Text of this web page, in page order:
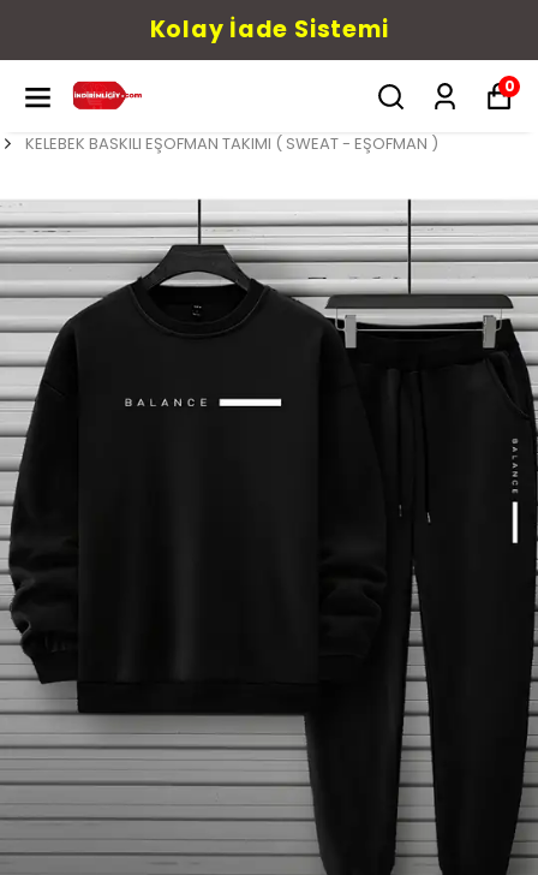
Kolay İade Sistemi
0
KELEBEK BASKILI EŞOFMAN TAKIMI ( SWEAT - EŞOFMAN )